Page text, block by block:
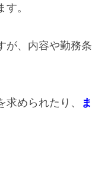
。
が、内容や勤務条
められたり、
ま